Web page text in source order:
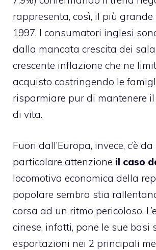
rappresenta, così, il più grande
1997. I consumatori inglesi
dalla mancata crescita dei
crescente inflazione che ne
acquisto costringendo le
risparmiare pur di mantenere
di vita.
Fuori dall’Europa, invece, c’è
particolare attenzione il caso
locomotiva economica della
popolare sembra stia
corsa ad un ritmo pericoloso.
cinese, infatti, pone le sue basi
esportazioni nei 2 principali